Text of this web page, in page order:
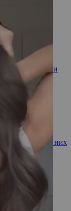
со сливками
наконец от них